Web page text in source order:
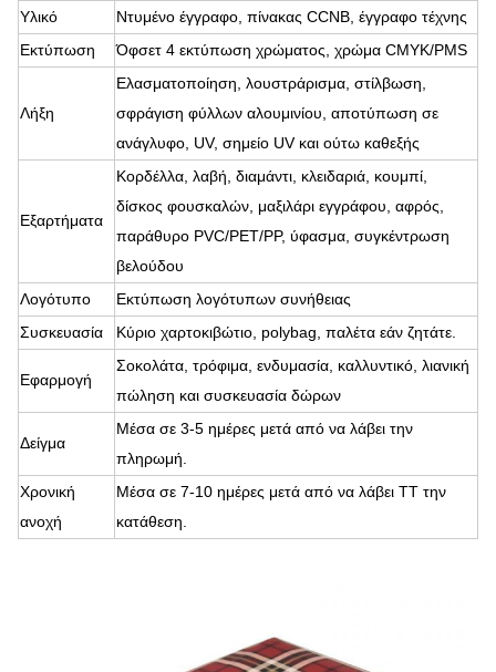
Υλικό
Ντυμένο έγγραφο, πίνακας CCNB, έγγραφο τέχνης
Εκτύπωση
Όφσετ 4 εκτύπωση χρώματος, χρώμα CMYK/PMS
Λήξη
Ελασματοποίηση, λουστράρισμα, στίλβωση,
σφράγιση φύλλων αλουμινίου, αποτύπωση σε
ανάγλυφο, UV, σημείο UV και ούτω καθεξής
Εξαρτήματα
Κορδέλλα, λαβή, διαμάντι, κλειδαριά, κουμπί,
δίσκος φουσκαλών, μαξιλάρι εγγράφου, αφρός,
παράθυρο PVC/PET/PP, ύφασμα, συγκέντρωση
βελούδου
Λογότυπο
Εκτύπωση λογότυπων συνήθειας
Συσκευασία
Κύριο χαρτοκιβώτιο, polybag, παλέτα εάν ζητάτε.
Εφαρμογή
Σοκολάτα, τρόφιμα, ενδυμασία, καλλυντικό, λιανική
πώληση και συσκευασία δώρων
Δείγμα
Μέσα σε 3-5 ημέρες μετά από να λάβει την
πληρωμή.
Χρονική
ανοχή
Μέσα σε 7-10 ημέρες μετά από να λάβει TT την
κατάθεση.